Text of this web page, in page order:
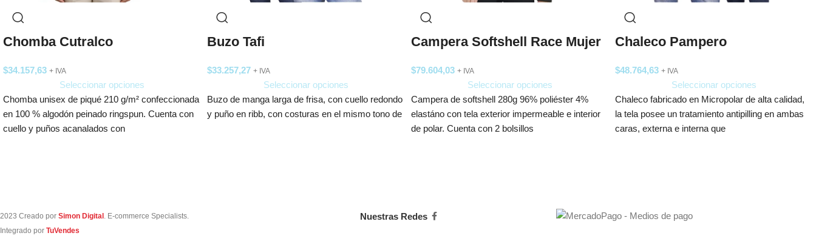
Chomba Cutralco
$34.157,63 + IVA
Seleccionar opciones
Chomba unisex de piqué 210 g/m² confeccionada
en 100 % algodón peinado ringspun. Cuenta con
cuello y puños acanalados con
Buzo Tafi
$33.257,27 + IVA
Seleccionar opciones
Buzo de manga larga de frisa, con cuello redondo
y puño en ribb, con costuras en el mismo tono de
Campera Softshell Race Mujer
$79.604,03 + IVA
Seleccionar opciones
Campera de softshell 280g 96% poliéster 4%
elastáno con tela exterior impermeable e interior
de polar. Cuenta con 2 bolsillos
Chaleco Pampero
$48.764,63 + IVA
Seleccionar opciones
Chaleco fabricado en Micropolar de alta calidad,
la tela posee un tratamiento antipilling en ambas
caras, externa e interna que
2023 Creado por Simon Digital . E-commerce Specialists.
Integrado por TuVendes
Nuestras Redes